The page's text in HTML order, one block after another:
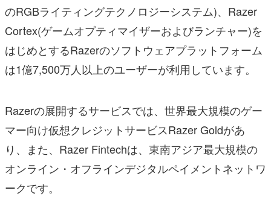
のRGBライティングテクノロジーシステム)、Razer
Cortex(ゲームオプティマイザーおよびランチャー)を
はじめとするRazerのソフトウェアプラットフォーム
は1億7,500万人以上のユーザーが利用しています。
Razerの展開するサービスでは、世界最大規模のゲー
マー向け仮想クレジットサービスRazer Goldがあ
り、また、Razer Fintechは、東南アジア最大規模の
オンライン・オフラインデジタルペイメントネットワ
ークです。